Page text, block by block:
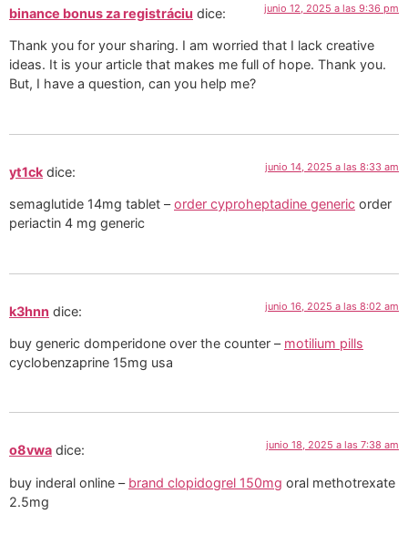
binance bonus za registráciu dice: junio 12, 2025 a las 9:36 pm
Thank you for your sharing. I am worried that I lack creative
ideas. It is your article that makes me full of hope. Thank you.
But, I have a question, can you help me?
yt1ck dice: junio 14, 2025 a las 8:33 am
semaglutide 14mg tablet –order cyproheptadine generic order
periactin 4 mg generic
k3hnn dice: junio 16, 2025 a las 8:02 am
buy generic domperidone over the counter – motilium pills
cyclobenzaprine 15mg usa
o8vwa dice: junio 18, 2025 a las 7:38 am
buy inderal online – brand clopidogrel 150mg oral methotrexate
2.5mg